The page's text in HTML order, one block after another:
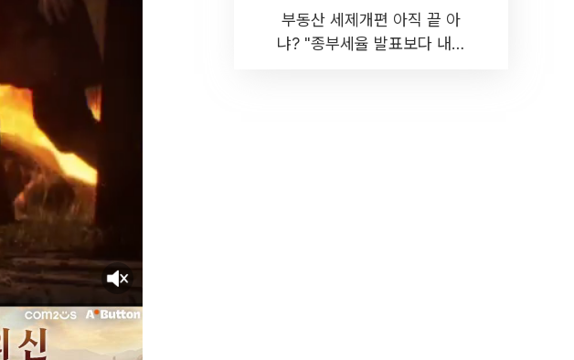
부동산 세제개편 아직 끝 아
냐? "종부세율 발표보다 내릴